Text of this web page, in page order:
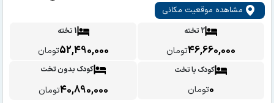
مشاهده موقعیت مکانی
2 تخته
46,660,000تومان
1 تخته
52,490,000تومان
کودک با تخت
0تومان
کودک بدون تخت
40,890,000تومان